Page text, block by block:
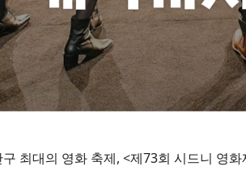
구 최대의 영화 축제, <제73회 시드니 영화